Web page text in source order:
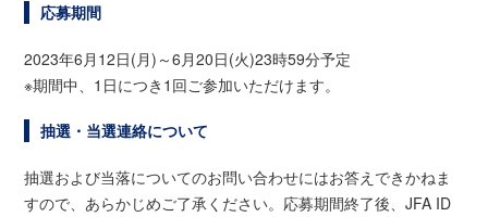
応募期間
2023年6月12日(月)～6月20日(火)23時59分予定
※期間中、1日につき1回ご参加いただけます。
抽選・当選連絡について
抽選および当落についてのお問い合わせにはお答えできかねま
すので、あらかじめご了承ください。応募期間終了後、JFA ID